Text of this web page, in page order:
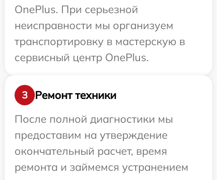
OnePlus. При серьезной
неисправности мы организуем
транспортировку в мастерскую в
сервисный центр OnePlus.
3
Ремонт техники
После полной диагностики мы
предоставим на утверждение
окончательный расчет, время
ремонта и займемся устранением